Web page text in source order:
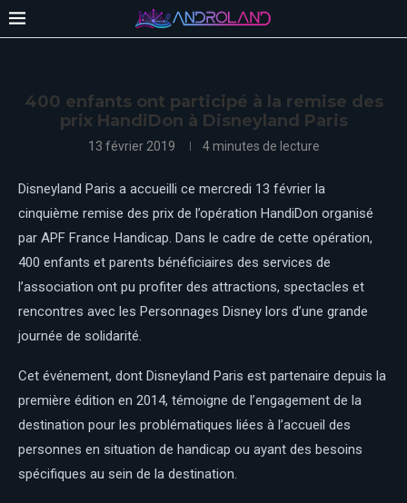
400 enfants ont participé à la remise des
prix HandiDon à Disneyland Paris
13 février 2019 4 minutes de lecture
Disneyland Paris a accueilli ce mercredi 13 février la
cinquième remise des prix de l’opération HandiDon organisé
par APF France Handicap. Dans le cadre de cette opération,
400 enfants et parents bénéficiaires des services de
l’association ont pu profiter des attractions, spectacles et
rencontres avec les Personnages Disney lors d’une grande
journée de solidarité.
Cet événement, dont Disneyland Paris est partenaire depuis la
première édition en 2014, témoigne de l’engagement de la
destination pour les problématiques liées à l’accueil des
personnes en situation de handicap ou ayant des besoins
spécifiques au sein de la destination.